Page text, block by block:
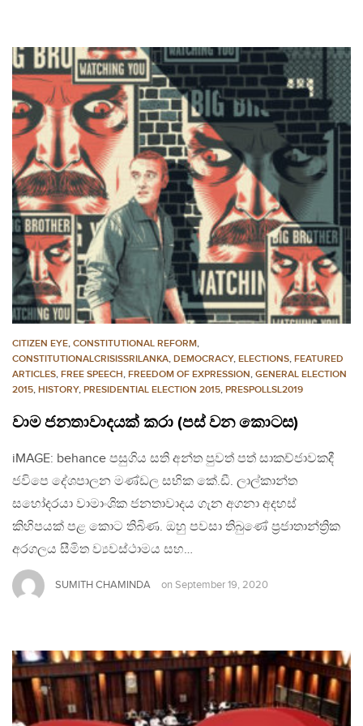
CITIZEN EYE, CONSTITUTIONAL REFORM,
CONSTITUTIONALCRISISSRILANKA, DEMOCRACY, ELECTIONS, FEATURED
ARTICLES, FREE SPEECH, FREEDOM OF EXPRESSION, GENERAL ELECTION
2015, HISTORY, PRESIDENTIAL ELECTION 2015, PRESPOLLSL2019
වාම ජනතාවාදයක් කරා (පස් වන කොටස)
iMAGE: behance පසුගිය සති අන්ත පුවත් පත් සාකච්ජාවකදී
ජවිපෙ දේශපාලන මණ්ඩල සභික කේ.ඩී. ලාල්කාන්ත
සහෝදරයා වාමාංශික ජනතාවාදය ගැන අගනා අදහස්
කිහිපයක් පළ කොට තිබිණ. ඔහු පවසා තිබුණේ ප්‍රජාතාන්ත්‍රික
අරගලය සීමිත ව්‍යවස්ථාමය සහ…
SUMITH CHAMINDA on September 19, 2020